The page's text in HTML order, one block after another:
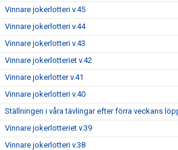
Vinnare jokerlotteri v.45
Vinnare jokerlotteri v.44
Vinnare jokerlotteri v.43
Vinnare jokerlotteriet v.42
Vinnare jokerlotter v.41
Vinnare jokerlotteri v.40
Ställningen i våra tävlingar efter förra veckans
Vinnare jokerlotteriet v.39
Vinnare jokerlotteri v.38